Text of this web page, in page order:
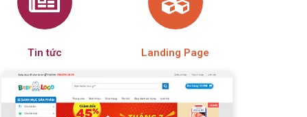
Tin tức Landing Page